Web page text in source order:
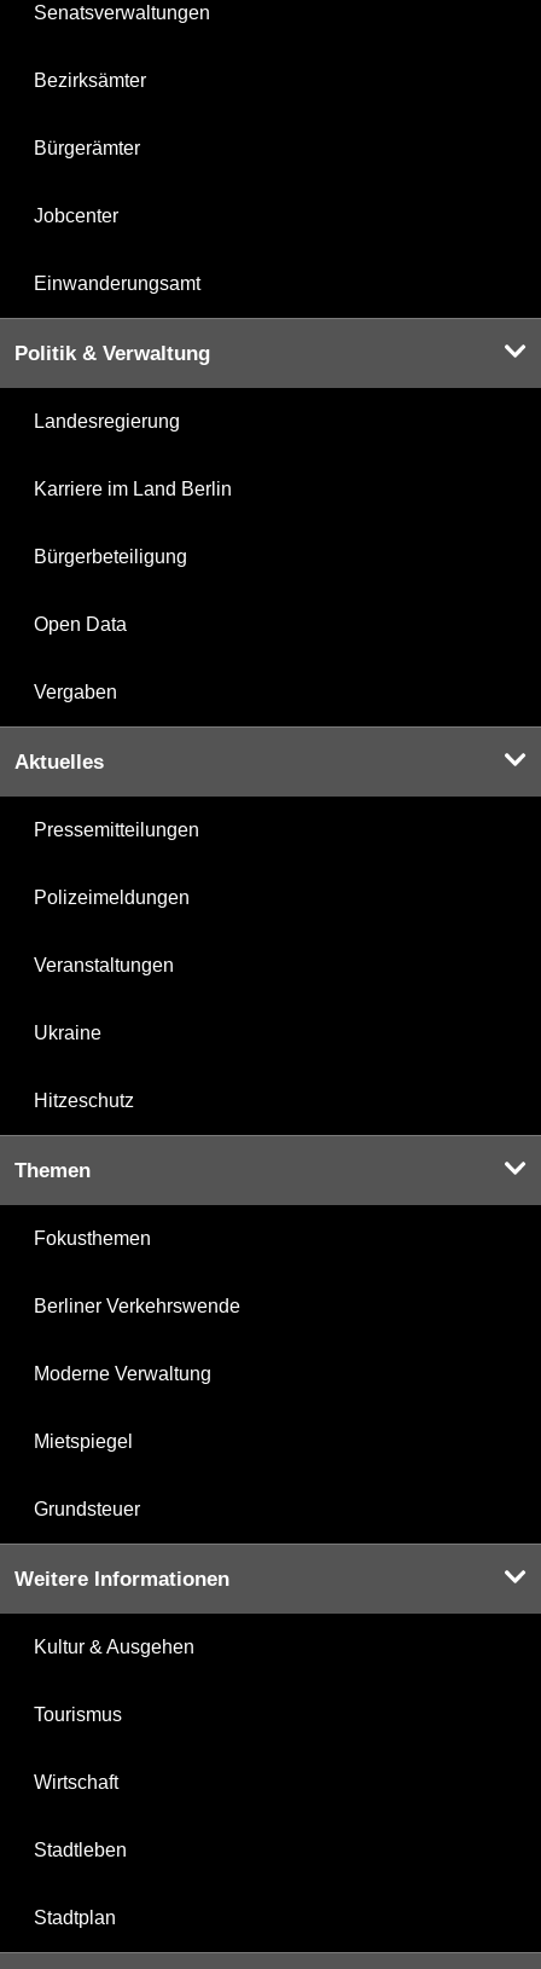
Senatsverwaltungen
Bezirksämter
Bürgerämter
Jobcenter
Einwanderungsamt
Politik & Verwaltung
Landesregierung
Karriere im Land Berlin
Bürgerbeteiligung
Open Data
Vergaben
Aktuelles
Pressemitteilungen
Polizeimeldungen
Veranstaltungen
Ukraine
Hitzeschutz
Themen
Fokusthemen
Berliner Verkehrswende
Moderne Verwaltung
Mietspiegel
Grundsteuer
Weitere Informationen
Kultur & Ausgehen
Tourismus
Wirtschaft
Stadtleben
Stadtplan